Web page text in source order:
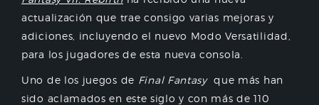
actualización que trae consigo varias mejoras y
adiciones, incluyendo el nuevo Modo Versatilidad,
para los jugadores de esta nueva consola.
Uno de los juegos de Final Fantasy que más han
sido aclamados en este siglo y con más de 110